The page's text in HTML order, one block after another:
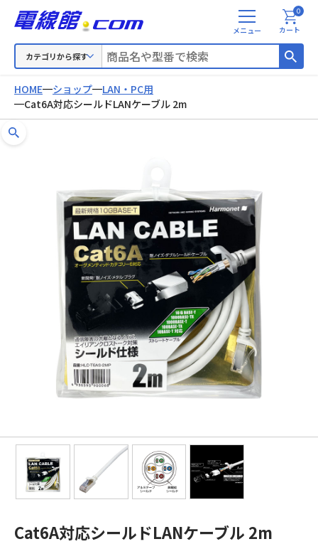
カテゴリから探す
メ
ニ
カート
0
HOME ショップ
LAN・PC用
Cat6A対応シールドLANケーブル 2m
Cat6A対応シールドLANケーブル 2m